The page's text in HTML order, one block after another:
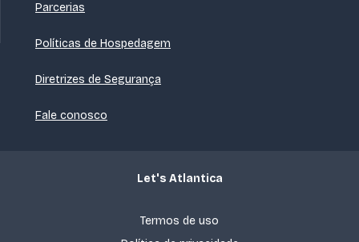
Parcerias
Políticas de Hospedagem
Diretrizes de Segurança
Fale conosco
Let's Atlantica
Termos de uso